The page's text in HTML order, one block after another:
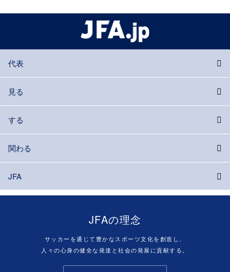
代表
見る
する
関わる
JFA
JFAの理念
サッカーを通じて豊かなスポーツ文化を創造し、
人々の心身の健全な発達と社会の発展に貢献する。